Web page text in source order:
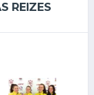
REIZES